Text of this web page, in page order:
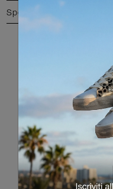
Spedizione e reso